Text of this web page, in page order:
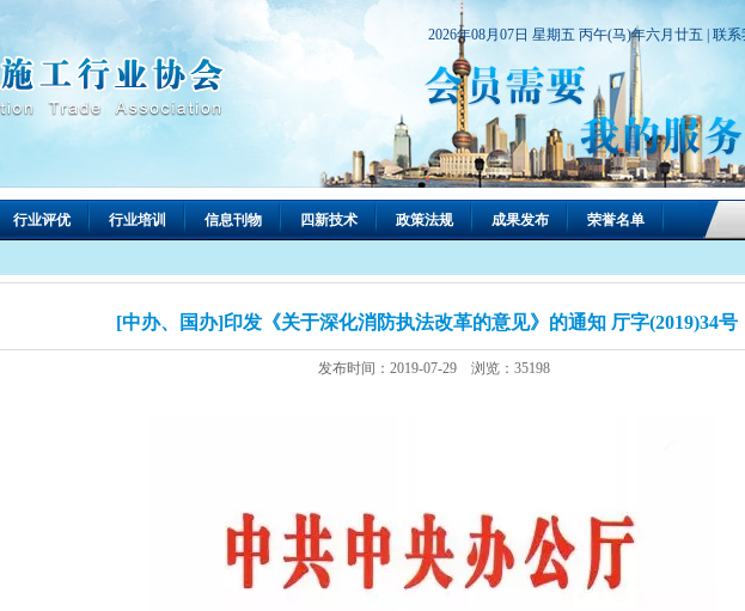
2026年08月07日 星期五 丙午(马)年六月廿五 | 联系
行业评优 行业培训 信息刊物 四新技术 政策法规 成果发布 荣誉名单
[中办、国办]印发《关于深化消防执法改革的意见》的通知 厅字(2019)34号
发布时间：2019-07-29 浏览：35198